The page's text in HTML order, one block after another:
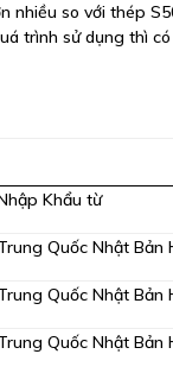
nhiều so với thép
trình sử dụng thì
Khẩu từ
Quốc Nhật Bản
Quốc Nhật Bản
Quốc Nhật Bản